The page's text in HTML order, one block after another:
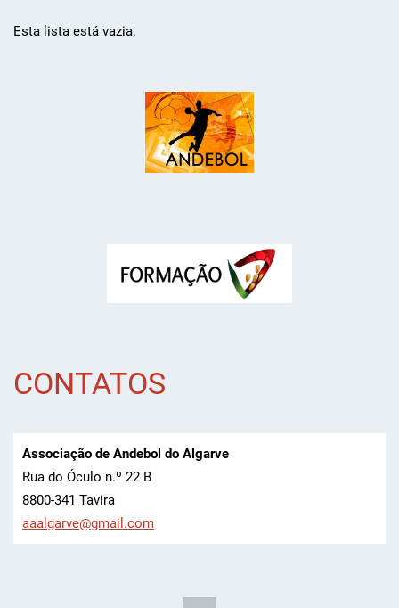
Esta lista está vazia.
CONTATOS
Associação de Andebol do Algarve
Rua do Óculo n.º 22 B
8800-341 Tavira
aaalgarve@gmail.com